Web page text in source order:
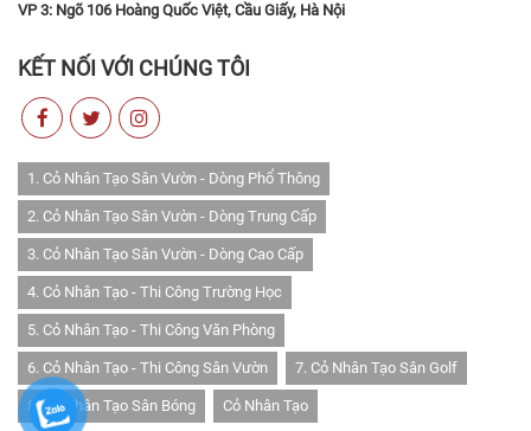
VP 3: Ngõ 106 Hoàng Quốc Việt, Cầu Giấy, Hà Nội
KẾT NỐI VỚI CHÚNG TÔI
1. Cỏ Nhân Tạo Sân Vườn - Dòng Phổ Thông
2. Cỏ Nhân Tạo Sân Vườn - Dòng Trung Cấp
3. Cỏ Nhân Tạo Sân Vườn - Dòng Cao Cấp
4. Cỏ Nhân Tạo - Thi Công Trường Học
5. Cỏ Nhân Tạo - Thi Công Văn Phòng
6. Cỏ Nhân Tạo - Thi Công Sân Vườn 7. Cỏ Nhân Tạo Sân Golf
8. Cỏ Nhân Tạo Sân Bóng Cỏ Nhân Tạo